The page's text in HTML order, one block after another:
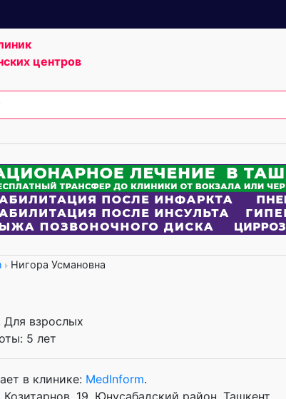
центров
Нигора Усмановна
Для взрослых
5 лет
в клинике: MedInform.
Козитарнов, 19, Юнусабадский район, Ташкент